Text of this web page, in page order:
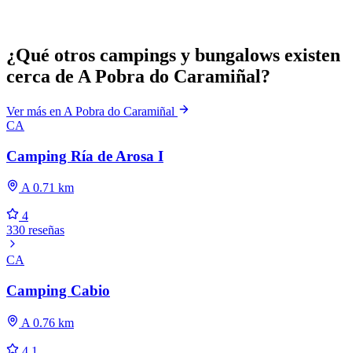
¿Qué otros campings y bungalows existen
cerca de A Pobra do Caramiñal?
Ver más en A Pobra do Caramiñal
CA
Camping Ría de Arosa I
A 0.71 km
4
330 reseñas
CA
Camping Cabio
A 0.76 km